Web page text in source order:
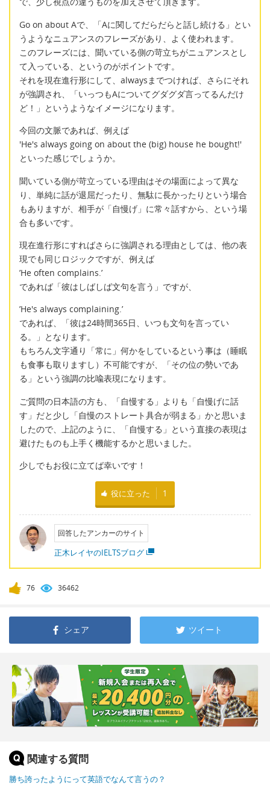
Go on about Aで、「Aに関してだらだらと話し続ける」とい
うようなニュアンスのフレーズがあり、よく使われます。
このフレーズには、聞いている側の苛立ちがニュアンスとし
て入っている、というのがポイントです。
それを現在進行形にして、alwaysまでつければ、さらにそれ
が強調され、「いっつもAについてグダグダ言ってるんだけ
ど！」というようなイメージになります。
今回の文脈であれば、例えば
'He's always going on about the (big) house he bought!'
といった感じでしょうか。
聞いている側が苛立っている理由はその場面によって異な
り、単純に話が退屈だったり、無駄に長かったりという場合
もありますが、相手が「自慢げ」に常々話すから、という場
合も多いです。
現在進行形にすればさらに強調される理由としては、他の表
現でも同じロジックですが、例えば
’He often complains.’
であれば「彼はしばしば文句を言う」ですが、
’He's always complaining.’
であれば、「彼は24時間365日、いつも文句を言ってい
る。」となります。
もちろん文字通り「常に」何かをしているという事は（睡眠
も食事も取りますし）不可能ですが、「その位の勢いであ
る」という強調の比喩表現になります。
ご質問の日本語の方も、「自慢する」よりも「自慢げに話
す」だと少し「自慢のストレート具合が弱まる」かと思いま
したので、上記のように、「自慢する」という直接の表現は
避けたものも上手く機能するかと思いました。
少しでもお役に立てば幸いです！
役に立った 1
回答したアンカーのサイト
正木レイヤのIELTSブログ
76 36462
シェア ツイート
関連する質問
勝ち誇ったようにって英語でなんて言うの？